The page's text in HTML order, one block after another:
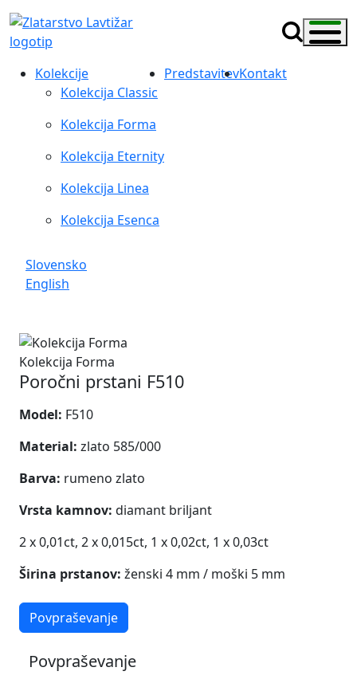
Kolekcije
Kolekcija Classic
Kolekcija Forma
Kolekcija Eternity
Kolekcija Linea
Kolekcija Esenca
PredstavitevKontakt
Slovensko
English
Kolekcija Forma
Poročni prstani F510
Model: F510
Material: zlato 585/000
Barva: rumeno zlato
Vrsta kamnov: diamant briljant
2 x 0,01ct, 2 x 0,015ct, 1 x 0,02ct, 1 x 0,03ct
Širina prstanov: ženski 4 mm / moški 5 mm
Povpraševanje
Povpraševanje